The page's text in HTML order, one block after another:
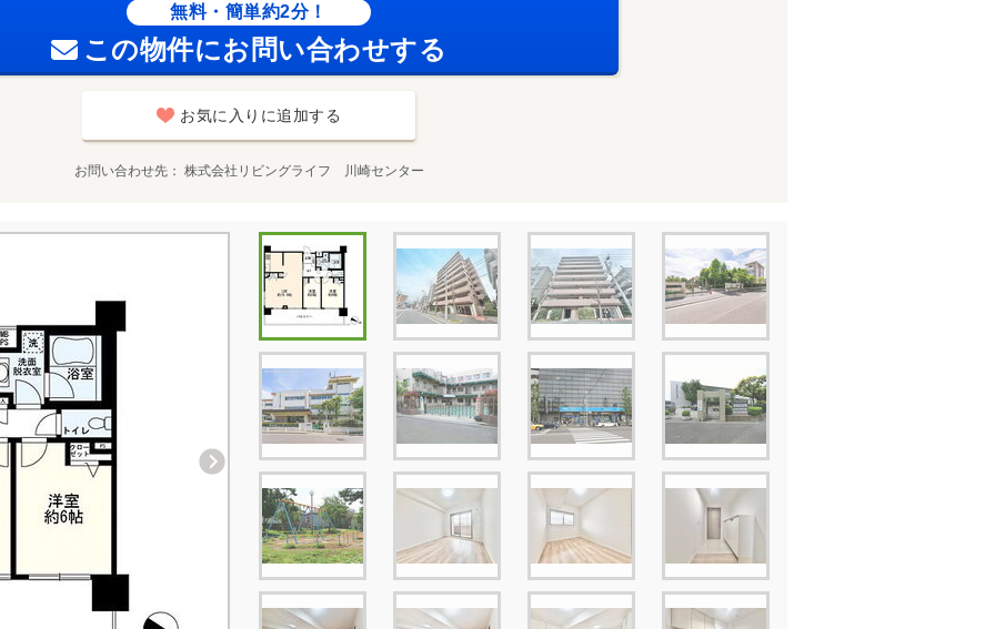
無料・簡単約2分！
この物件にお問い合わせする
お気に入りに追加する
お問い合わせ先 株式会社リビングライフ 川崎センター